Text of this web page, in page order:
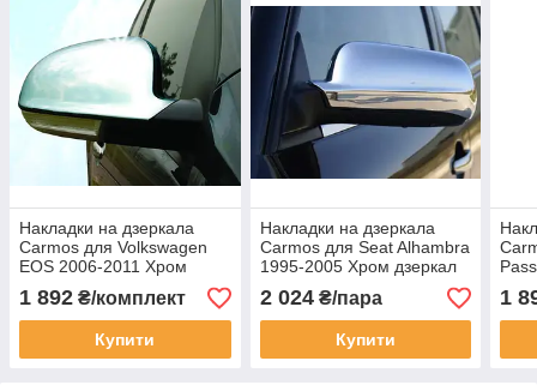
Накладки на дзеркала
Carmos для Volkswagen
EOS 2006-2011 Хром
дзеркал Фольксваген Еос
неірж 2 шт.
1 892 ₴/комплект
Купити
Накладки на дзеркала
Carmos для Seat Alhambra
1995-2005 Хром дзеркал
Сеат Альхамбра неірж 2
шт.
2 024₴/пара
Купити
1